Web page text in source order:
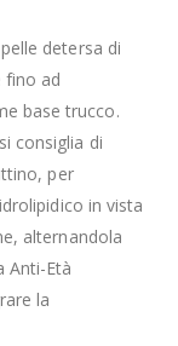
detersa di
fino ad
base trucco.
consiglia di
per
in vista
alternandola
Anti-Età
la